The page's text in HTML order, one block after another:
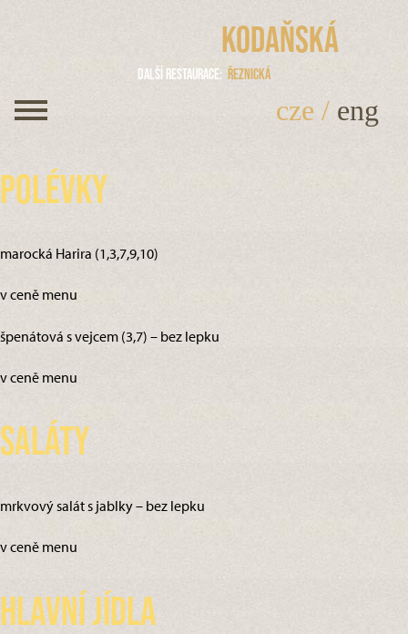
Kodaňská
Další restaurace Řeznická
cze / eng
Polévky
marocká Harira (1,3,7,9,10)
v ceně menu
špenátová s vejcem (3,7) – bez lepku
v ceně menu
Saláty
mrkvový salát s jablky – bez lepku
v ceně menu
Hlavní jídla